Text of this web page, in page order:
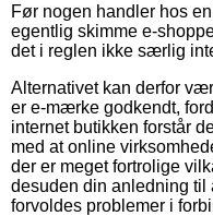
Før nogen handler hos
egentlig skimme e-
det i reglen ikke særlig
Alternativet kan derfor
er e-mærke godkendt,
internet butikken forstår
med at online
der er meget fortrolige
desuden din anledning til
forvoldes problemer i